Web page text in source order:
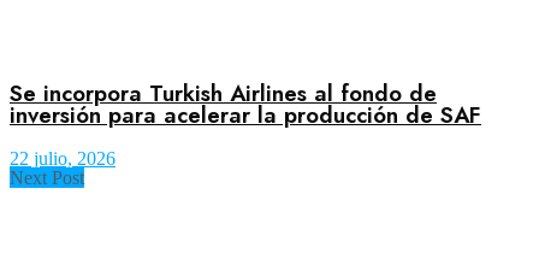
Se incorpora Turkish Airlines al fondo de
inversión para acelerar la producción de SAF
22 julio, 2026
Next Post